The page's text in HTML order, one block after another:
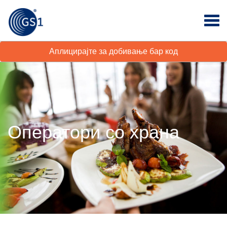
Аплицирајте за добивање бар код
Оператори со храна